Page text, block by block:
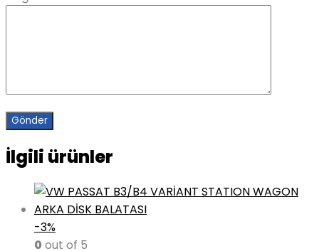
İlgili ürünler
-3%
0 out of 5